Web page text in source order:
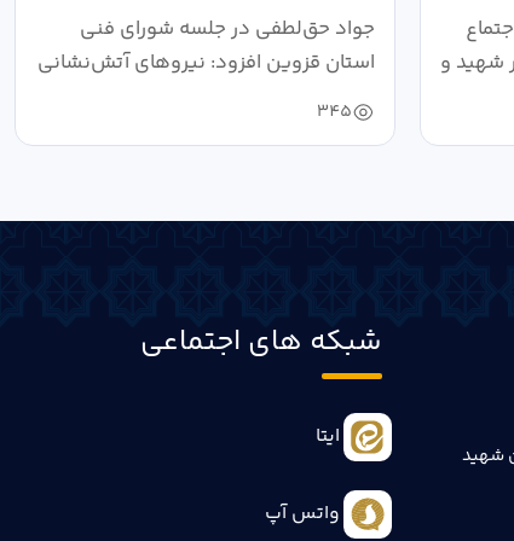
شهید و
جواد حق‌لطفی در جلسه شورای فنی
استان قزوین افزود: نیروهای آتش‌نشانی
طی سال...
345
شهید
شبکه های اجتماعی
ایتا
واتس آپ